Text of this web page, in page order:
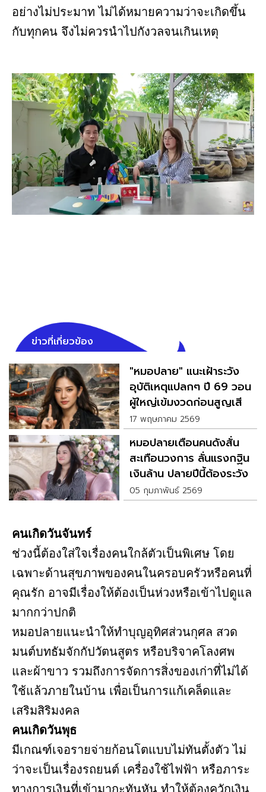
อย่างไม่ประมาท ไม่ได้หมายความว่าจะเกิดขึ้น
กับทุกคน จึงไม่ควรนำไปกังวลจนเกินเหตุ
ข่าวที่เกี่ยวข้อง
"หมอปลาย" แนะเฝ้าระวัง
อุบัติเหตุแปลกๆ ปี 69 วอน
ผู้ใหญ่เข้มงวดก่อนสูญเสีย
ซ้ำ
17 พฤษภาคม 2569
หมอปลายเตือนคนดังสั่น
สะเทือนวงการ ลั่นแรงกฐิน
เงินล้าน ปลายปีนี้ต้องระวัง
05 กุมภาพันธ์ 2569
คนเกิดวันจันทร์
ช่วงนี้ต้องใส่ใจเรื่องคนใกล้ตัวเป็นพิเศษ โดย
เฉพาะด้านสุขภาพของคนในครอบครัวหรือคนที่
คุณรัก อาจมีเรื่องให้ต้องเป็นห่วงหรือเข้าไปดูแล
มากกว่าปกติ
หมอปลายแนะนำให้ทำบุญอุทิศส่วนกุศล สวด
มนต์บทธัมจักกัปวัตนสูตร หรือบริจาคโลงศพ
และผ้าขาว รวมถึงการจัดการสิ่งของเก่าที่ไม่ได้
ใช้แล้วภายในบ้าน เพื่อเป็นการแก้เคล็ดและ
เสริมสิริมงคล
คนเกิดวันพุธ
มีเกณฑ์เจอรายจ่ายก้อนโตแบบไม่ทันตั้งตัว ไม่
ว่าจะเป็นเรื่องรถยนต์ เครื่องใช้ไฟฟ้า หรือภาระ
ทางการเงินที่เข้ามากะทันหัน ทำให้ต้องควักเงิน